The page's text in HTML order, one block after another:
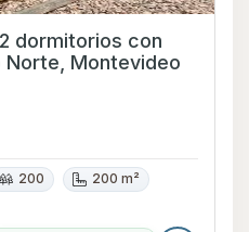
dormitorios con
Norte, Montevideo
200
200 m²